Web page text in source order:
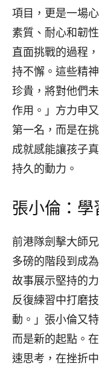
項目，更是一場
素質、耐心和韌
直面挑戰的過程
持不懈。這些精
珍貴，將對他們
作用。」方力申
第一名，而是在
成就感能讓孩子
持久的動力。
張小倫：學
前港隊劍擊大師
多磅的階段到成
故事展示堅持的
反復練習中打磨
動。」張小倫又
而是新的起點。
速思考，在挫折